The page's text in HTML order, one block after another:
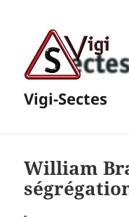
Vigi-Sectes
William